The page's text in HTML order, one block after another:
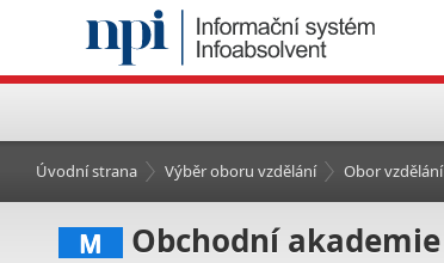
Úvodní strana Výběr oboru vzdělání Obor vzdělání
M Obchodní akademie